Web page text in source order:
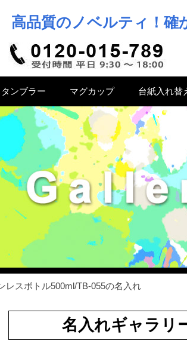
高品質のノベルティ！確
ンブラー マグカップ 台紙入れ替
レスボトル500ml/TB-055の名入れ
名入れギャラリ